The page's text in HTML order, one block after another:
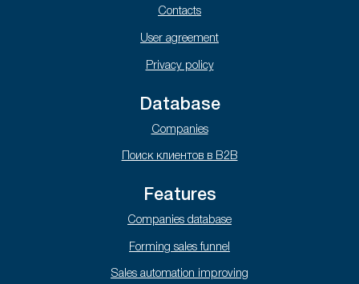
Contacts
User agreement
Privacy policy
Database
Companies
Поиск клиентов в B2B
Features
Companies database
Forming sales funnel
Sales automation improving